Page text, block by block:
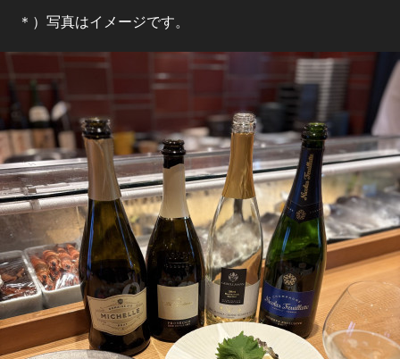
＊）写真はイメージです。